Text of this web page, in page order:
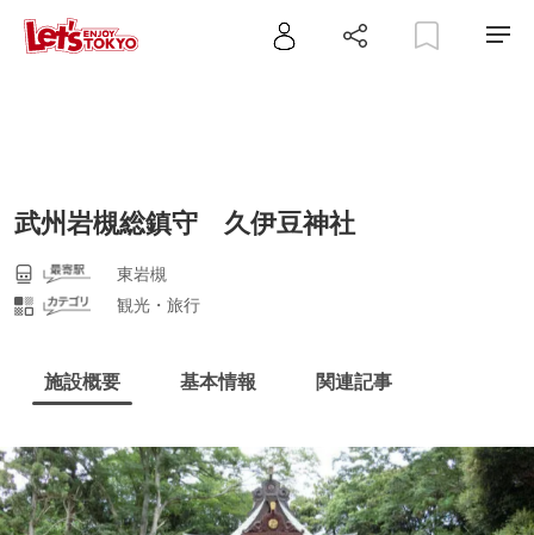
武州岩槻総鎮守 久伊豆神社
東岩槻
観光・旅行
施設概要 基本情報 関連記事